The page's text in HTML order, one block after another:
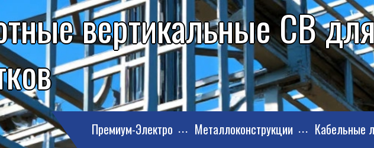
вертикальные СВ
Премиум-Электро Металлоконструкции Кабельные